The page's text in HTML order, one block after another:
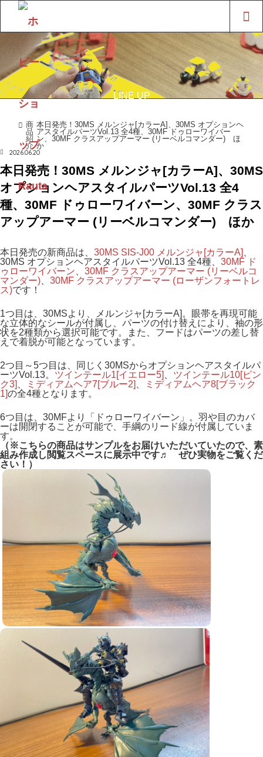
LINE UP
ホーム
商
品
紹
介
本日発売！30MS メルンジャ[カラーA]、30MS オプションヘ
アスタイルパーツVol.13 全4種、30MF ドゥローワイバー
ン、30MF クラスアップアーマー (リーベルコマンダー) ほ
か
2026.06.20
本日発売！30MS メルンジャ[カラーA]、30MS
オプションヘアスタイルパーツVol.13 全4
種、30MF ドゥローワイバーン、30MF クラス
アップアーマー (リーベルコマンダー) ほか
本日発売の新商品は、 30MS SIS-J00 メルンジャ[カラーA]
30MS オプションヘアスタイルパーツVol.13 全4種、 30MF ド
ゥローワイバーン
30MF クラスアップアーマー (リーベルコ
マンダー)
30MF クラスアップアーマー (ローザンフォートレ
ス)です！
1つ目は、30MSより、メルンジャ[カラーA]。眼帯を再現可能
な立体的なシールが付属し、パーツの付け替えにより、袖の形
状を2種類から選択可能です。また、フードはパーツの差し替
えで着脱が可能となっています。
2つ目～5つ目は、同じく30MSからオプションヘアスタイルパ
ーツVol.13。 ツインテール1[イエロー5]
ツインテール10[ピン
ク3]
ミディアムヘア7[ブルー2]
ミディアムヘア8[ブラック
1]の全4種となります。
6つ目は、30MFより「ドゥローワイバーン」。羽や目のカバ
ーは開閉することが可能で、手綱のリード線が付属していま
す。
（※こちらの商品はサンプルをお届けいただいていたので、素
組み作成し閲覧スペースに展示中です♬ ぜひ実物をご覧くだ
さい！）